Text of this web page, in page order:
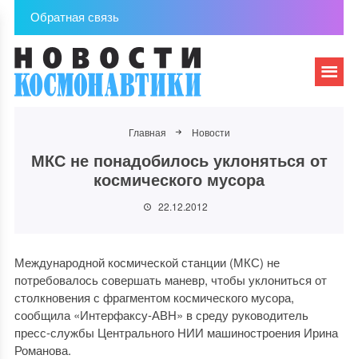
Обратная связь
Главная Новости
МКС не понадобилось уклоняться от
космического мусора
22.12.2012
Международной космической станции (МКС) не
потребовалось совершать маневр, чтобы уклониться от
столкновения с фрагментом космического мусора,
сообщила «Интерфаксу-АВН» в среду руководитель
пресс-службы Центрального НИИ машиностроения Ирина
Романова.